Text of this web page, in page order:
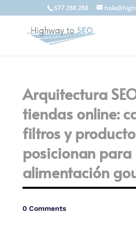
677 288 288
Arquitectura
tiendas online:
filtros y
posicionan para
alimentación
0 Comments